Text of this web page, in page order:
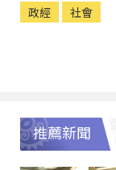
政經 社會
推薦新聞